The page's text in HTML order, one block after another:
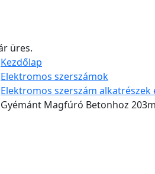
üres.
Kezdőlap
Elektromos szerszámok
Elektromos szerszám
Gyémánt Magfúró Betonhoz